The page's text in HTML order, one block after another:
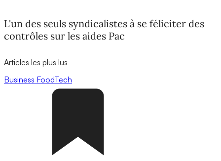
L'un des seuls syndicalistes à se féliciter des
contrôles sur les aides Pac
Articles les plus lus
Business FoodTech